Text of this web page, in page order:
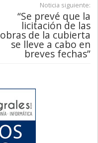
Noticia siguiente:
“Se prevé que la
licitación de las
obras de la cubierta
se lleve a cabo en
breves fechas”